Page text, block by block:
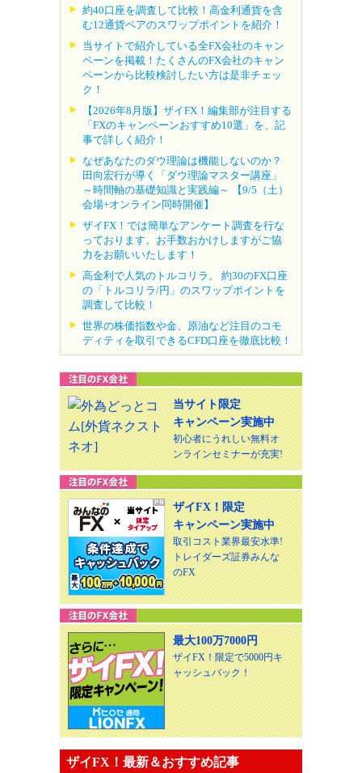
約40口座を調査して比較！高金利通貨を含
む12通貨ペアのスワップポイントを紹介！
当サイトで紹介している全FX会社のキャン
ペーンを掲載！たくさんのFX会社のキャン
ペーンから比較検討したい方は是非チェッ
ク！
【2026年8月版】ザイFX！編集部が注目する
「FXのキャンペーンおすすめ10選」を、記
事で詳しく紹介！
なぜあなたのダウ理論は機能しないのか？
田向宏行が導く「ダウ理論マスター講座」
～時間軸の基礎知識と実践編～ 【9/5（土）
会場+オンライン同時開催】
ザイFX！では簡単なアンケート調査を行な
っております。お手数おかけしますがご協
力をお願いいたします！
高金利で人気のトルコリラ。 約30のFX口座
の「トルコリラ/円」のスワップポイントを
調査して比較！
世界の株価指数や金、原油など注目のコモ
ディティを取引できるCFD口座を徹底比較！
当サイト限定
キャンペーン実施中
初心者にうれしい無料オ
ンラインセミナーが充実!
ザイFX！限定
キャンペーン実施中
取引コスト業界最安水準!
トレイダーズ証券みんな
のFX
最大100万7000円
ザイFX！限定で5000円キ
ャッシュバック！
ザイFX！最新＆おすすめ記事